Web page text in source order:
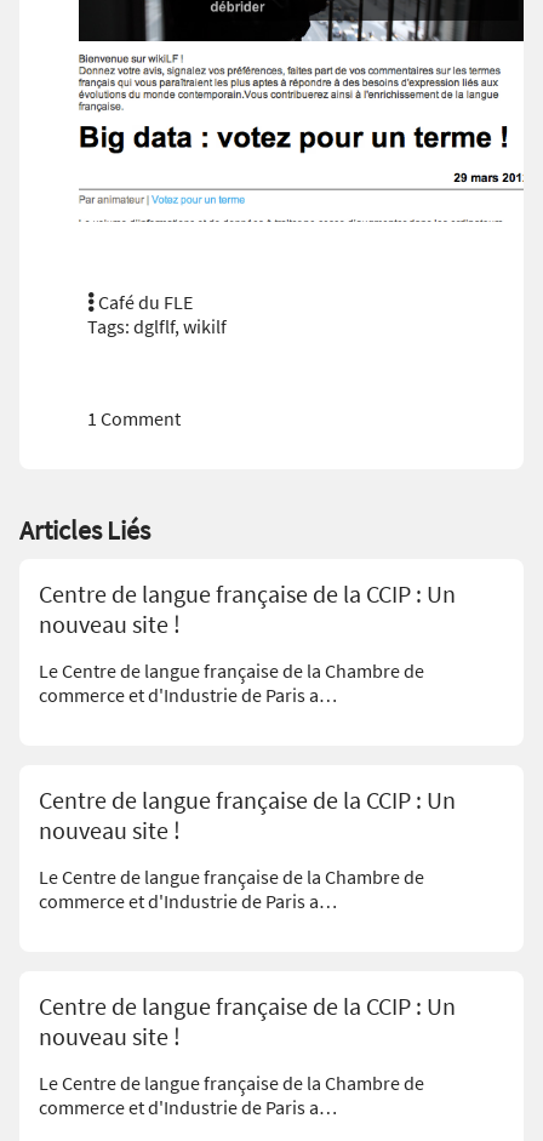
Café du FLE
Tags: dglflf, wikilf
1 Comment
Articles Liés
Centre de langue française de la CCIP : Un
nouveau site !
Le Centre de langue française de la Chambre de
commerce et d'Industrie de Paris a…
Centre de langue française de la CCIP : Un
nouveau site !
Le Centre de langue française de la Chambre de
commerce et d'Industrie de Paris a…
Centre de langue française de la CCIP : Un
nouveau site !
Le Centre de langue française de la Chambre de
commerce et d'Industrie de Paris a…